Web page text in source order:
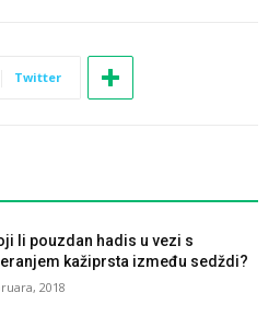
Twitter
li pouzdan hadis u vezi s
kažiprsta između sedždi?
2018